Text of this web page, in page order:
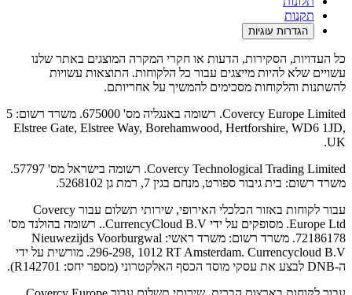
תקנות
הגדרות עוגיות
כל העדויות, הסקירות, הדעות או חקרי המקרה המוצגים באתר שלנו
עשויים שלא להיות מייצגים עבור כל הלקוחות. התוצאות עשויות
להשתנות והלקוחות מסכימים להמשיך על אחריותם.
Covercy Europe Limited. רשומה באנגליה מס' 675000. משרד רשום: 5
Elstree Gate, Elstree Way, Borehamwood, Hertforshire, WD6 1JD,
UK.
Covercy Technological Trading Limited. רשומה בישראל מס' 57797.
משרד רשום: בית גיבור ספורט, מנחם בגין 7, רמת גן 5268102.
עבור לקוחות באזור הכלכלי האירופי, שירותי תשלום עבור Covercy
Europe Ltd. מסופקים על ידי CurrencyCloud B.V.. רשומה בהולנד מס'
72186178. משרד רשום: משרד ראשי: Nieuwezijds Voorburgwal
296-298, 1012 RT Amsterdam. Currencycloud B.V. מורשית על ידי
ה-DNB לבצע את עסקי מוסד הכסף האלקטרוני (מספר יחס: R142701).